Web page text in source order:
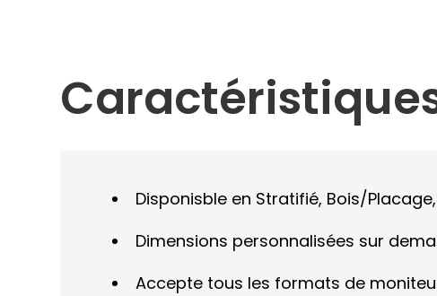
Disponisble en Stratifié, Bois/
Dimensions personnalisées sur
Accepte tous les formats de